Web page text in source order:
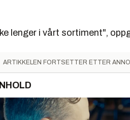
lenger i vårt sortiment",
ARTIKKELEN FORTSETTER ETTER